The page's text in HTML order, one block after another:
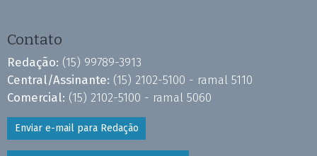
Contato
Redação: (15) 99789-3913
Central/Assinante: (15) 2102-5100 - ramal 5110
Comercial: (15) 2102-5100 - ramal 5060
Enviar e-mail para Redação